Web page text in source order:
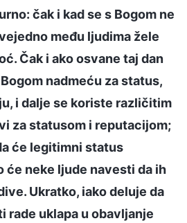
čak i kad se s Bogom ne
među ljudima žele
Čak i ako osvane taj dan
nadmeću za status,
i dalje se koriste različitim
za statusom i reputacijom;
će legitimni status
će neke ljude navesti da ih
Ukratko, iako deluje da
rade uklapa u obavljanje